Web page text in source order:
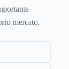
mercato.